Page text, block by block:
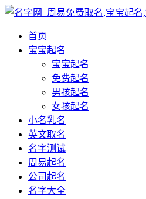
首页
宝宝起名
宝宝起名
免费起名
男孩起名
女孩起名
小名乳名
英文取名
名字测试
周易起名
公司起名
名字大全